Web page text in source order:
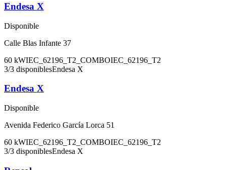
Endesa X
Disponible
Calle Blas Infante 37
60 kWIEC_62196_T2_COMBOIEC_62196_T2
3/3 disponiblesEndesa X
Endesa X
Disponible
Avenida Federico García Lorca 51
60 kWIEC_62196_T2_COMBOIEC_62196_T2
3/3 disponiblesEndesa X